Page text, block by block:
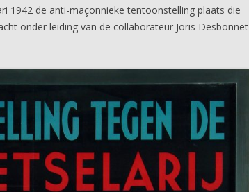
1942 de anti-maçonnieke tentoonstelling plaats die
onder leiding van de collaborateur Joris Desbonnet